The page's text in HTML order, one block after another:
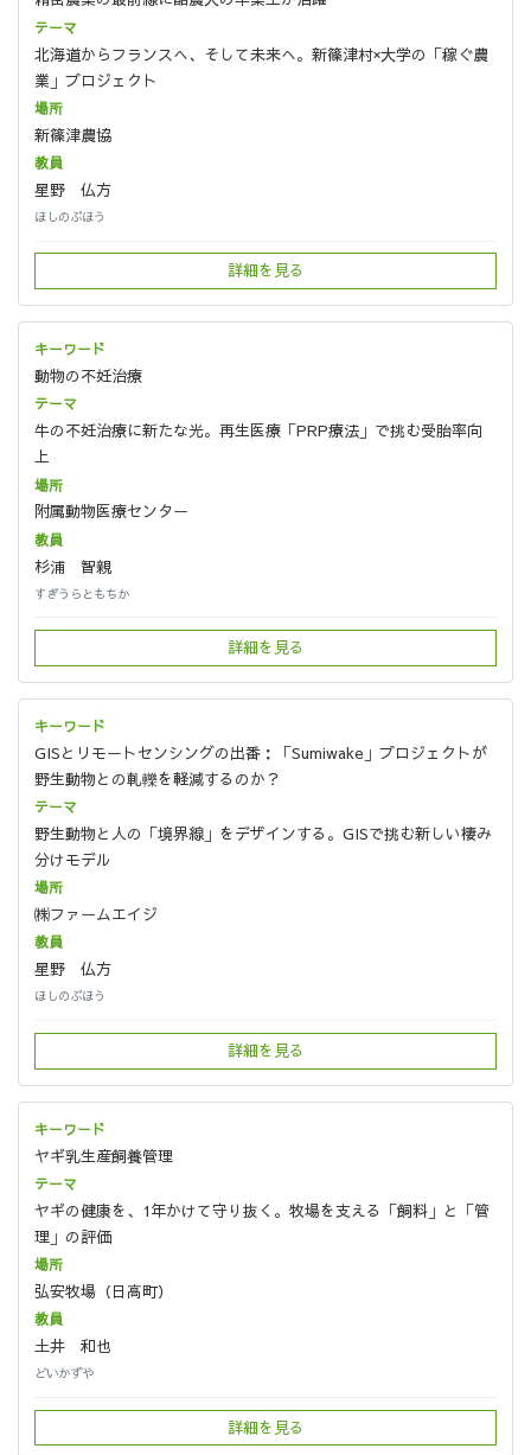
北海道からフランスへ、そして未来へ。新篠津村×大学の「稼ぐ農
業」プロジェクト
新篠津農協
星野 仏方
ほしのぶほう
詳細を見る
動物の不妊治療
牛の不妊治療に新たな光。再生医療「PRP療法」で挑む受胎率向
上
附属動物医療センター
杉浦 智親
すぎうらともちか
詳細を見る
GISとリモートセンシングの出番：「Sumiwake」プロジェクトが
野生動物との軋轢を軽減するのか？
野生動物と人の「境界線」をデザインする。GISで挑む新しい棲み
分けモデル
㈱ファームエイジ
星野 仏方
ほしのぶほう
詳細を見る
ヤギ乳生産飼養管理
ヤギの健康を、1年かけて守り抜く。牧場を支える「飼料」と「管
理」の評価
弘安牧場（日高町）
土井 和也
どいかずや
詳細を見る